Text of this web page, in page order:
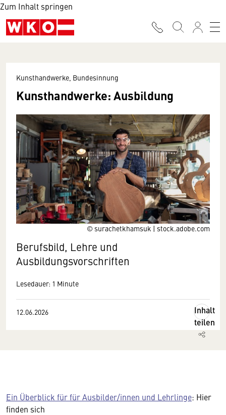
Zum Inhalt springen
© surachetkhamsuk | stock.adobe.com
Kunsthandwerke, Bundesinnung
Kunsthandwerke: Ausbildung
Berufsbild, Lehre und
Ausbildungsvorschriften
Lesedauer: 1 Minute
12.06.2026
Inhalt
teilen
Ein Überblick für für Ausbilder/innen und Lehrlinge: Hier
finden sich